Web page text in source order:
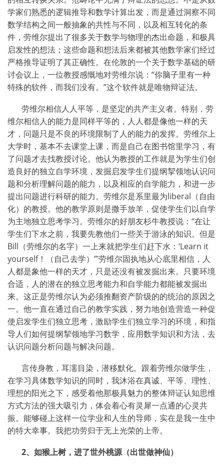
学家们熟悉的逻辑推导和数学计算出发，而是通过洞察不同
数学结构之间一般抽象的共性与不同，以及相互转化的条
件，劳维尔提出了很多关于数学与物理的杰出命题，和极具
启发性的想法；这些命题和想法后来都被其他数学家们经过
严格推导证明了其正确性。在伦敦的一个关于数学基础的研
讨会议上，一位教授感慨地对劳维尔说：“你脑子里有一种
特殊的软件，而我们没有。”这个软件就是唯物辩证法。
劳维尔相信人人平等，是坚定的共产主义者。特别，劳
维尔相信人的能力是同样平等的，人人都是像他一样的天
才，问题只是不良的环境限制了人的能力的发挥。劳维尔上
大学时，基本不去课堂上课，而是自己在图书馆里学习，有
了问题才去找教授讨论。他认为教授的工作就是为学生们创
造良好的独立自学环境，发掘启发学生们提纲挈领地认识问
题和分析理解问题的能力，以及相应的自学能力，和进一步
提出问题进行科研的能力。劳维尔是系里最为liberal （自由
化）的教授。他的教学原则是撒手放羊，促使学生们以自学
为主地独立思考学习。劳维尔的好朋友杉牛教授说：“在让
学生们下水之前，我要先教他们一些关于游泳的知识。但是
Bill （劳维尔的名字）一上来就把学生们赶下水：‘Learn it
yourself！（自己去学）’”劳维尔固执地从心底里相信，人
人都是象他一样的天才，只是还没有被发掘出来。只要环境
合适，人的潜在的独立思考能力和自学能力都能被发掘出
来。这正是劳维尔认为必须推翻资产阶级的的统治的原因之
一。他一直在通过自己的教学实践，努力地创造营造一种促
使启发学生们独立思考，激励学生们独立学习的环境，和指
导人们如何提纲挈领地学习数学，应用数学知识和方法，去
认识问题分析问题与解决问题。
言传身教，耳濡目染，潜移默化。跟着劳维尔做学生，
在学习具体数学知识的同时，我沐浴在真诚、平等、理性、
理想的阳光之下，感受着他那极具魅力的整体辩证认知思维
方式方法的强大吸引力，体会着心有灵犀一点通的心灵共
振。能够碰上这样一位学业和人生的导师，实在是我一生中
的特大幸事。我把功劳归于无上光荣的上帝。
2、如猴上树，进了世外桃源（出世做神仙）